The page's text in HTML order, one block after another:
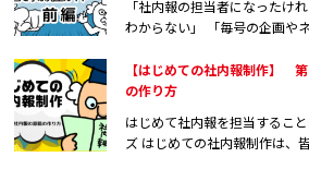
「社内報の担当者になったけ
わからない」 「毎号の企画や
【はじめての社内報制作】
の作り方
はじめて社内報を担当するこ
ズ はじめての社内報制作は、